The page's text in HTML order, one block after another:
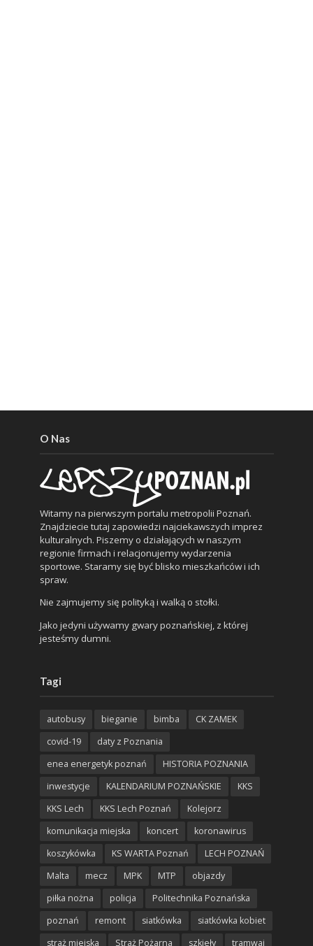
O Nas
Witamy na pierwszym portalu metropolii Poznań.
Znajdziecie tutaj zapowiedzi najciekawszych imprez
kulturalnych. Piszemy o działających w naszym
regionie firmach i relacjonujemy wydarzenia
sportowe. Staramy się być blisko mieszkańców i ich
spraw.
Nie zajmujemy się polityką i walką o stołki.
Jako jedyni używamy gwary poznańskiej, z której
jesteśmy dumni.
Tagi
autobusy bieganie bimba
CK ZAMEK
covid-19
daty z Poznania
enea energetyk poznań
HISTORIA POZNANIA
inwestycje
KALENDARIUM POZNAŃSKIE
KKS
KKS Lech
KKS Lech Poznań
Kolejorz
komunikacja miejska
koncert
koronawirus
koszykówka
KS WARTA Poznań
LECH POZNAŃ
Malta
mecz MPK MTP
objazdy
piłka nożna
policja
Politechnika Poznańska
poznań
remont siatkówka
siatkówka kobiet
straż miejska
Straż Pożarna szkieły tramwaj